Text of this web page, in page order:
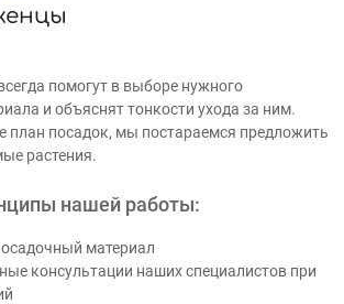
помогут в выборе нужного
и объяснят тонкости ухода за ним.
план посадок, мы постараемся предложить
растения.
нашей работы:
материал
консультации наших специалистов при